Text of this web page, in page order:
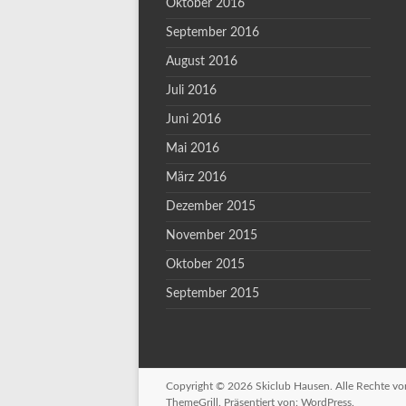
Oktober 2016
September 2016
August 2016
Juli 2016
Juni 2016
Mai 2016
März 2016
Dezember 2015
November 2015
Oktober 2015
September 2015
Copyright © 2026 Skiclub Hausen . Alle Rechte
ThemeGrill. Präsentiert von: WordPress